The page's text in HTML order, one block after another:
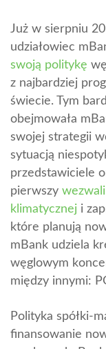
Już w sierpniu
udziałowiec
swoją politykę
z najbardziej
świecie. Tym
obejmowała
swojej strategii
sytuacją
przedstawiciele
pierwszy
klimatycznej i
które planują
mBank udziela
węglowym
między innymi:
Polityka spółki-
finansowanie